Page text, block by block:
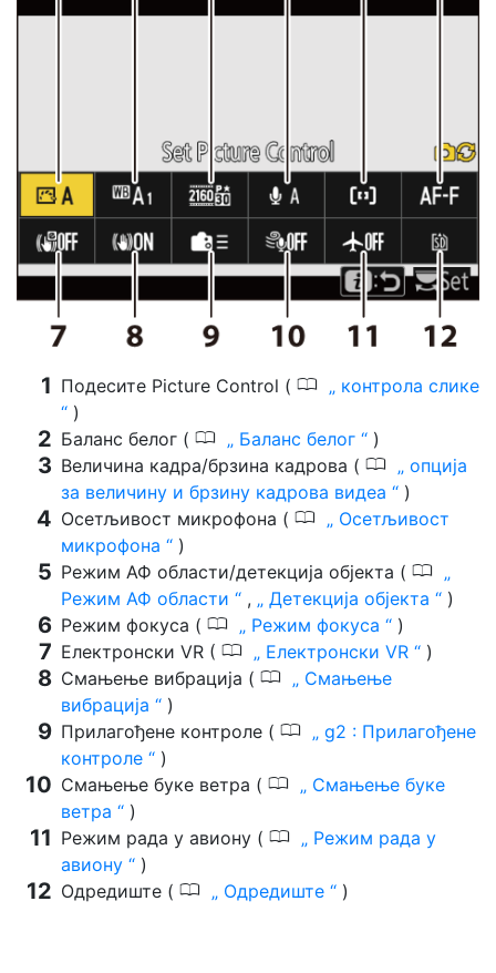
Подесите Picture Control ( 0
контрола слике
)
Баланс белог ( 0 Баланс белог
)
Величина кадра/брзина кадрова ( 0
опција
за величину и брзину кадрова видеа
)
Осетљивост микрофона ( 0
Осетљивост
микрофона
)
Режим АФ области/детекција објекта ( 0
Режим АФ области , Детекција објекта
)
Режим фокуса ( 0 Режим фокуса
)
Електронски VR ( 0 Електронски VR
)
Смањење вибрација ( 0
Смањење
вибрација
)
Прилагођене контроле ( 0
g2 : Прилагођене
контроле
)
Смањење буке ветра ( 0
Смањење буке
ветра
)
Режим рада у авиону ( 0
Режим рада у
авиону
)
Одредиште ( 0 Одредиште )